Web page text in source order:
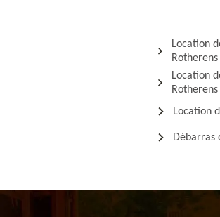
Location
Location
Location
Débarras